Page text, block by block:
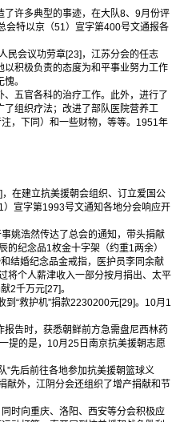
许多典型的事迹，在大队8、9月份评
会特以京（51）宣字第400号文通报各
会议功劳章[23]，江苏分会的任志
积极负责的态度为和平事业努力工作
。
五官各科的治疗工作。此外，进行了
组织疗法；改进了部队医院营养工
，下同）和一些财物，等等。1951年
在建立抗美援朝会组织、订立爱国公
宣字第1993号文通知各地分会响应开
姚浩然传达了总会的通知，带头捐献
纪念品1枚金十字架（约重1两余）
结婚纪念品金戒指，医护员李同余献
将个人薪津收入一部分按月捐出、太平
2千万元[27]。
“救护机”捐款2230200元[29]。10月1
告时，获悉朝鲜前方急需盘尼西林药
提的是，10月25日南京抗美援朝志愿
先后前往各地参加抗美援朝篮球义
献外，江阴分会还组织了增产捐献和节
时向重庆、洛阳、西安等分会积极应